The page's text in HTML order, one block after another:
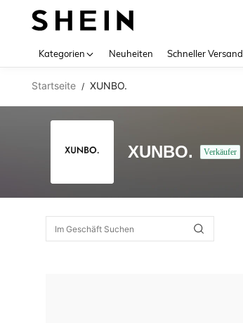
Kategorien Neuheiten Schneller Versand
Startseite / XUNBO.
XUNBO. Verkäufer